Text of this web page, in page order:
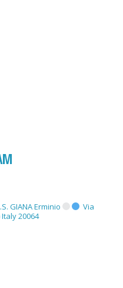
GIANA Erminio
Via
20064